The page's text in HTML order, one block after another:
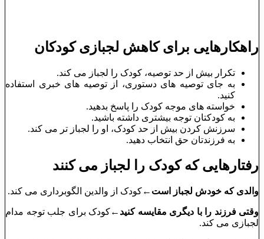
راهکارهایی برای کاهش لجبازی کودکان
تکرار بیش از حد توصیه، کودک را لجباز می کند.
به جای توصیه های دستوری، از توصیه های خبری استفاده
کنید.
خواسته های موجه کودک را پاسخ بدهید.
به کودکتان توجه بیشتری داشته باشید.
سرزنش کردن بیش از حد کودک، او را لجباز تر می کند.
به فرزندتان حق انتخاب دهید.
رفتارهایی که کودک را لجباز می کنند
والدی که خودش لجباز است ←کودک از والدین الگوبرداری می کند.
وقتی فرزند را با دیگری مقایسه کنید ←کودک برای جلب توجه مدام
لجبازی می کند.